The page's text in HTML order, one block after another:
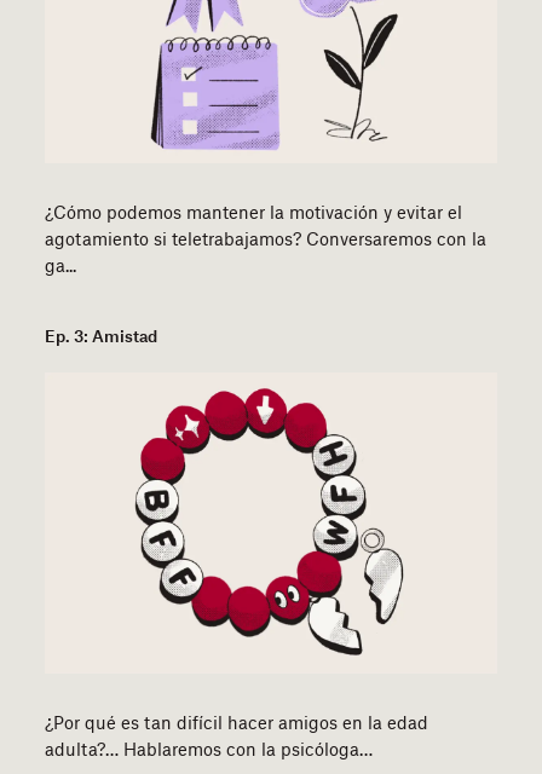
¿Cómo podemos mantener la motivación y evitar el
agotamiento si teletrabajamos? Conversaremos con la
ga...
Ep. 3: Amistad
¿Por qué es tan difícil hacer amigos en la edad
adulta?… Hablaremos con la psicóloga…